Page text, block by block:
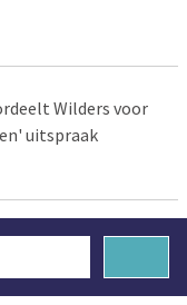
Wilders voor
uitspraak